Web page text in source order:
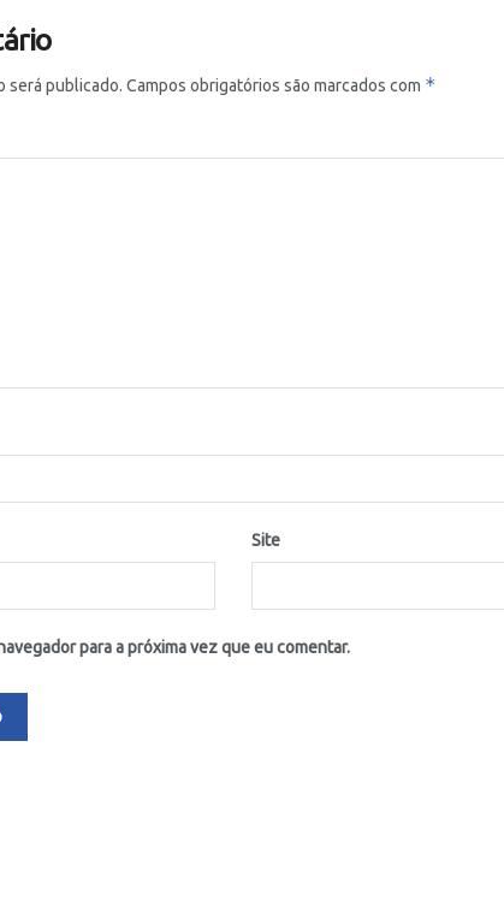
será publicado. Campos obrigatórios são marcados com *
Site
para a próxima vez que eu comentar.